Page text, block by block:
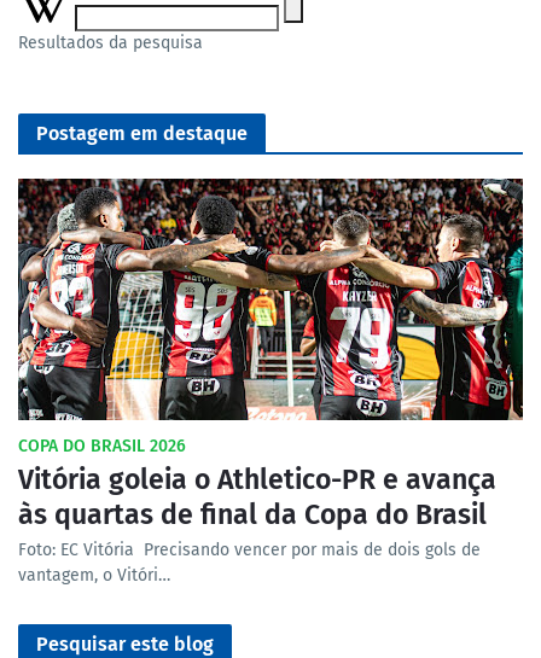
Resultados da pesquisa
Postagem em destaque
COPA DO BRASIL 2026
Vitória goleia o Athletico-PR e avança
às quartas de final da Copa do Brasil
Foto: EC Vitória Precisando vencer por mais de dois gols de
vantagem, o Vitóri…
Pesquisar este blog